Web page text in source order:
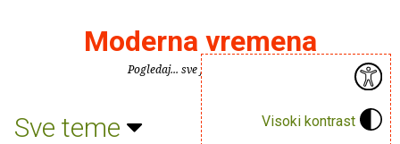
Visoki kontrast
Moderna vremena
Pogledaj... sve je puno knjiga.
Sve teme